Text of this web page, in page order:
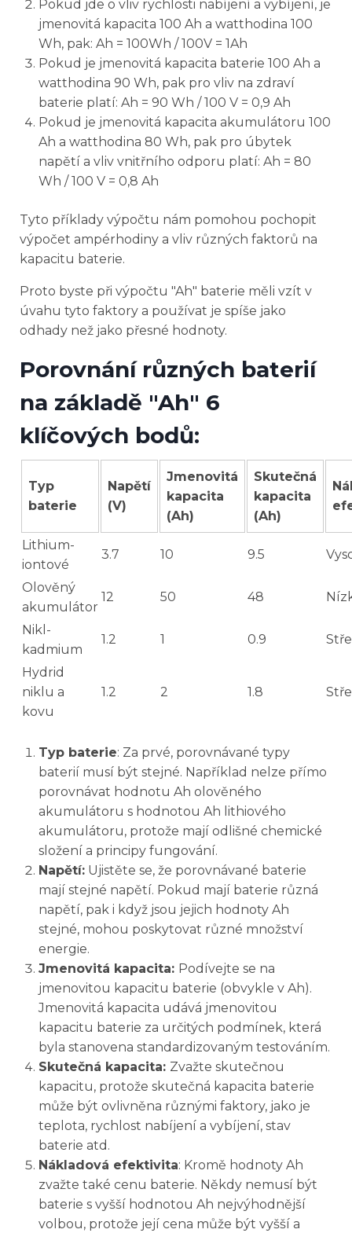
Pokud jde o vliv rychlosti nabíjení a vybíjení, je
jmenovitá kapacita 100 Ah a watthodina 100
Wh, pak: Ah = 100Wh / 100V = 1Ah
Pokud je jmenovitá kapacita baterie 100 Ah a
watthodina 90 Wh, pak pro vliv na zdraví
baterie platí: Ah = 90 Wh / 100 V = 0,9 Ah
Pokud je jmenovitá kapacita akumulátoru 100
Ah a watthodina 80 Wh, pak pro úbytek
napětí a vliv vnitřního odporu platí: Ah = 80
Wh / 100 V = 0,8 Ah
Tyto příklady výpočtu nám pomohou pochopit
výpočet ampérhodiny a vliv různých faktorů na
kapacitu baterie.
Proto byste při výpočtu "Ah" baterie měli vzít v
úvahu tyto faktory a používat je spíše jako
odhady než jako přesné hodnoty.
Porovnání různých baterií
na základě "Ah" 6
klíčových bodů:
Typ
baterie
Napětí
(V)
Jmenovitá
kapacita
(Ah)
Skutečná
kapacita
(Ah)
Lithium-
iontové
3.7 10 9.5
Olověný
akumulátor
12 50 48
Nikl-
kadmium
1.2 1 0.9
Hydrid
niklu a
kovu
1.2 2 1.8
Typ baterie: Za prvé, porovnávané typy
baterií musí být stejné. Například nelze přímo
porovnávat hodnotu Ah olověného
akumulátoru s hodnotou Ah lithiového
akumulátoru, protože mají odlišné chemické
složení a principy fungování.
Napětí: Ujistěte se, že porovnávané baterie
mají stejné napětí. Pokud mají baterie různá
napětí, pak i když jsou jejich hodnoty Ah
stejné, mohou poskytovat různé množství
energie.
Jmenovitá kapacita: Podívejte se na
jmenovitou kapacitu baterie (obvykle v Ah).
Jmenovitá kapacita udává jmenovitou
kapacitu baterie za určitých podmínek, která
byla stanovena standardizovaným testováním.
Skutečná kapacita: Zvažte skutečnou
kapacitu, protože skutečná kapacita baterie
může být ovlivněna různými faktory, jako je
teplota, rychlost nabíjení a vybíjení, stav
baterie atd.
Nákladová efektivita: Kromě hodnoty Ah
zvažte také cenu baterie. Někdy nemusí být
baterie s vyšší hodnotou Ah nejvýhodnější
volbou, protože její cena může být vyšší a